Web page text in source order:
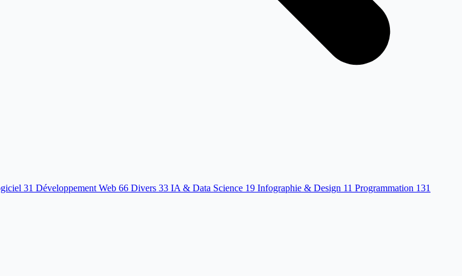
31 Développement Web 66 Divers 33 IA & Data Science 19 Infographie & Design 11 Programmation 131